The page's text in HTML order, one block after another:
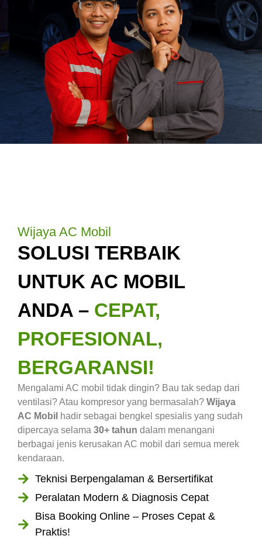
Wijaya AC Mobil
SOLUSI TERBAIK
UNTUK AC MOBIL
ANDA – CEPAT,
PROFESIONAL,
BERGARANSI!
Mengalami AC mobil tidak dingin? Bau tak sedap dari
ventilasi? Atau kompresor yang bermasalah? Wijaya
AC Mobil hadir sebagai bengkel spesialis yang sudah
dipercaya selama 30+ tahun dalam menangani
berbagai jenis kerusakan AC mobil dari semua merek
kendaraan.
Teknisi Berpengalaman & Bersertifikat
Peralatan Modern & Diagnosis Cepat
Bisa Booking Online – Proses Cepat &
Praktis!